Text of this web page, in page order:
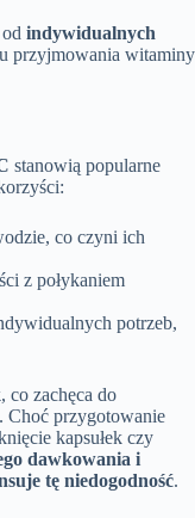
indywidualnych
przyjmowania witaminy
stanowią popularne
co czyni ich
z połykaniem
potrzeb,
, co zachęca do
Choć przygotowanie
kapsułek czy
dawkowania i
tę niedogodność.